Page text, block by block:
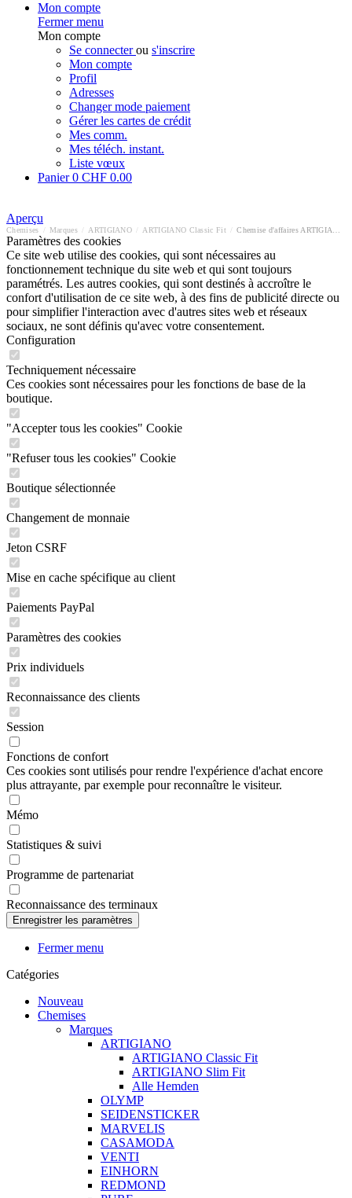
Mon compte
Fermer menu
Mon compte
Se connecterou s'inscrire
Mon compte
Profil
Adresses
Changer mode paiement
Gérer les cartes de crédit
Mes comm.
Mes téléch. instant.
Liste vœux
Panier0 CHF 0.00
Aperçu
Chemises Marques ARTIGIANO ARTIGIANO Classic Fit
Paramètres des cookies
Ce site web utilise des cookies, qui sont nécessaires au
fonctionnement technique du site web et qui sont toujours
paramétrés. Les autres cookies, qui sont destinés à accroître le
confort d'utilisation de ce site web, à des fins de publicité directe ou
pour simplifier l'interaction avec d'autres sites web et réseaux
sociaux, ne sont définis qu'avec votre consentement.
Configuration
Techniquement nécessaire
Ces cookies sont nécessaires pour les fonctions de base de la
boutique.
"Accepter tous les cookies" Cookie
"Refuser tous les cookies" Cookie
Boutique sélectionnée
Changement de monnaie
Jeton CSRF
Mise en cache spécifique au client
Paiements PayPal
Paramètres des cookies
Prix individuels
Reconnaissance des clients
Session
Fonctions de confort
Ces cookies sont utilisés pour rendre l'expérience d'achat encore
plus attrayante, par exemple pour reconnaître le visiteur.
Mémo
Statistiques & suivi
Programme de partenariat
Reconnaissance des terminaux
Fermer menu
Catégories
Nouveau
Chemises
Marques
ARTIGIANO
ARTIGIANO Classic Fit
ARTIGIANO Slim Fit
Alle Hemden
OLYMP
SEIDENSTICKER
MARVELIS
CASAMODA
VENTI
EINHORN
REDMOND